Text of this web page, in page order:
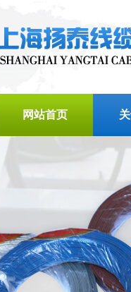
网站首页